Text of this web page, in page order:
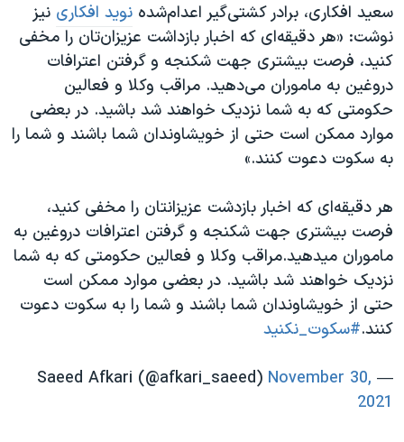
سعید افکاری، برادر کشتی‌گیر اعدام‌شده نوید افکاری نیز
نوشت: «هر دقیقه‌ای که اخبار بازداشت عزیزان‌تان را مخفی
کنید، فرصت بیشتری جهت شکنجه و گرفتن اعترافات
دروغین به ماموران می‌دهید. مراقب وکلا و فعالین
حکومتی که به شما نزدیک خواهند شد باشید. در بعضی
موارد ممکن است حتی از خویشاوندان شما باشند و شما را
به سکوت دعوت کنند.»
هر دقیقه‌ای که اخبار بازدشت عزیزانتان را مخفی کنید،
فرصت بیشتری جهت شکنجه و گرفتن اعترافات دروغین به
ماموران میدهید.مراقب وکلا و فعالین حکومتی که به شما
نزدیک خواهند شد باشید. در بعضی موارد ممکن است
حتی از خویشاوندان شما باشند و شما را به سکوت دعوت
کنند.#سکوت_نکنید
— Saeed Afkari (@afkari_saeed)
November 30,
2021